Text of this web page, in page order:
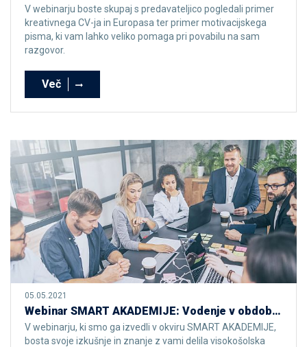
V webinarju boste skupaj s predavateljico pogledali primer
kreativnega CV-ja in Europasa ter primer motivacijskega
pisma, ki vam lahko veliko pomaga pri povabilu na sam
razgovor.
Več
05.05.2021
Webinar SMART AKADEMIJE: Vodenje v obdobju sprememb – Kako zgraditi zmagovalni tim
V webinarju, ki smo ga izvedli v okviru SMART AKADEMIJE,
bosta svoje izkušnje in znanje z vami delila visokošolska